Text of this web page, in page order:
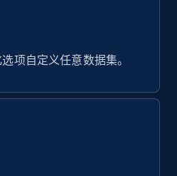
search US
price, Initial price,
count, and more.
项自定义任意数据集。